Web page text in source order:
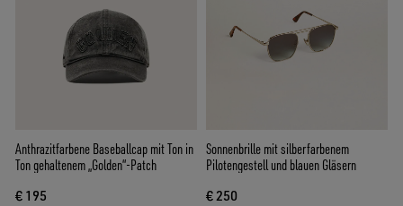
Anthrazitfarbene Baseballcap mit Ton in
Ton gehaltenem „Golden“-Patch
€ 195
Sonnenbrille mit silberfarbenem
Pilotengestell und blauen Gläsern
€ 250